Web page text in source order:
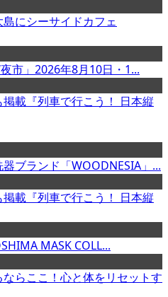
にシーサイドカフェ
市」2026年8月10日・1...
載『列車で行こう！ 日本縦
ブランド「WOODNESIA」...
載『列車で行こう！ 日本縦
MASK COLL...
らここ！心と体をリセットす